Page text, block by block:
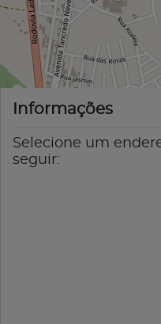
Informações
Selecione um
seguir: